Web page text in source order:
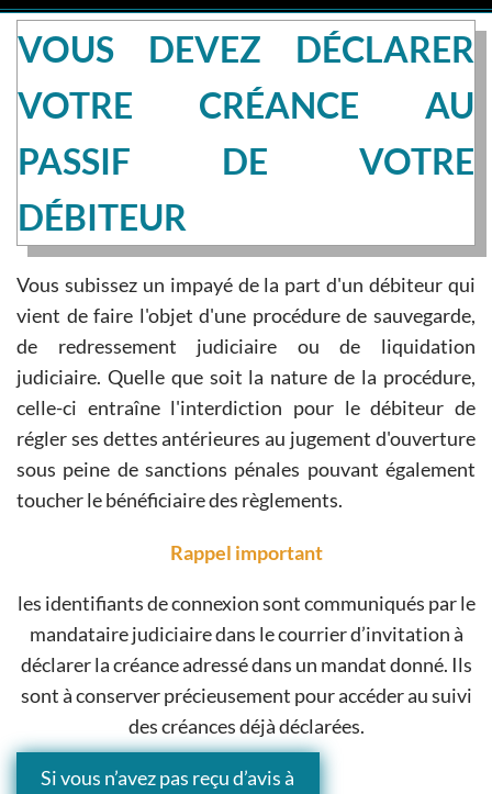
VOUS DEVEZ DÉCLARER
VOTRE CRÉANCE AU
PASSIF DE VOTRE
DÉBITEUR
Vous subissez un impayé de la part d'un débiteur qui
vient de faire l'objet d'une procédure de sauvegarde,
de redressement judiciaire ou de liquidation
judiciaire. Quelle que soit la nature de la procédure,
celle-ci entraîne l'interdiction pour le débiteur de
régler ses dettes antérieures au jugement d'ouverture
sous peine de sanctions pénales pouvant également
toucher le bénéficiaire des règlements.
Rappel important
les identifiants de connexion sont communiqués par le
mandataire judiciaire dans le courrier d’invitation à
déclarer la créance adressé dans un mandat donné. Ils
sont à conserver précieusement pour accéder au suivi
des créances déjà déclarées.
Si vous n’avez pas reçu d’avis à